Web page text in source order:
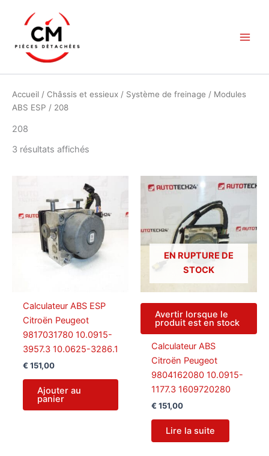
contenu
Accueil / Châssis et essieux / Système de freinage / Modules
ABS ESP / 208
208
3 résultats affichés
au
plus
ancien
Calculateur ABS ESP
Citroën Peugeot
9817031780 10.0915-
3957.3 10.0625-3286.1
€ 151,00
Ajouter au
panier
EN RUPTURE DE
STOCK
Avertir lorsque le
produit est en stock
Calculateur ABS
Citroën Peugeot
9804162080 10.0915-
1177.3 1609720280
€ 151,00
Lire la suite